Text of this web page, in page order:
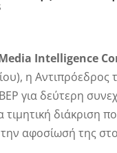
Intelligence
η Αντιπρόεδρος
για δεύτερη
τιμητική διάκριση
την αφοσίωσή της